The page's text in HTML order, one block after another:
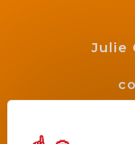
Julie